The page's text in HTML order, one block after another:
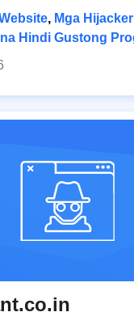
, Mga
Hindi Gustong